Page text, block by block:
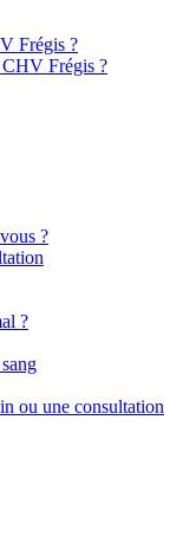
Frégis ?
CHV Frégis ?
?
?
ou une consultation